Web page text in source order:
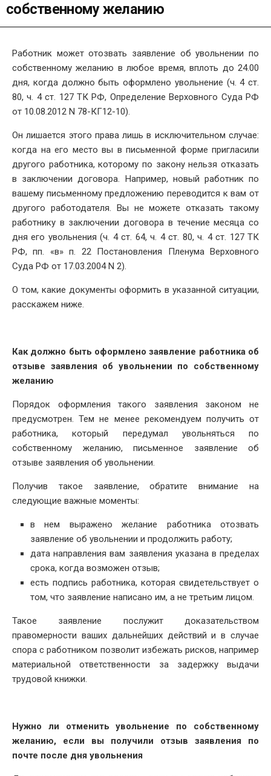
собственному желанию
Работник может отозвать заявление об увольнении по
собственному желанию в любое время, вплоть до 24.00
дня, когда должно быть оформлено увольнение (ч. 4 ст.
80, ч. 4 ст. 127 ТК РФ, Определение Верховного Суда РФ
от 10.08.2012 N 78-КГ12-10).
Он лишается этого права лишь в исключительном случае:
когда на его место вы в письменной форме пригласили
другого работника, которому по закону нельзя отказать
в заключении договора. Например, новый работник по
вашему письменному предложению переводится к вам от
другого работодателя. Вы не можете отказать такому
работнику в заключении договора в течение месяца со
дня его увольнения (ч. 4 ст. 64, ч. 4 ст. 80, ч. 4 ст. 127 ТК
РФ, пп. «в» п. 22 Постановления Пленума Верховного
Суда РФ от 17.03.2004 N 2).
О том, какие документы оформить в указанной ситуации,
расскажем ниже.
Как должно быть оформлено заявление работника об
отзыве заявления об увольнении по собственному
желанию
Порядок оформления такого заявления законом не
предусмотрен. Тем не менее рекомендуем получить от
работника, который передумал увольняться по
собственному желанию, письменное заявление об
отзыве заявления об увольнении.
Получив такое заявление, обратите внимание на
следующие важные моменты:
в нем выражено желание работника отозвать
заявление об увольнении и продолжить работу;
дата направления вам заявления указана в пределах
срока, когда возможен отзыв;
есть подпись работника, которая свидетельствует о
том, что заявление написано им, а не третьим лицом.
Такое заявление послужит доказательством
правомерности ваших дальнейших действий и в случае
спора с работником позволит избежать рисков, например
материальной ответственности за задержку выдачи
трудовой книжки.
Нужно ли отменить увольнение по собственному
желанию, если вы получили отзыв заявления по
почте после дня увольнения